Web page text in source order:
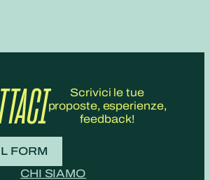
Scrivici le tue
proposte, esperienze,
feedback!
FORM
CHI SIAMO